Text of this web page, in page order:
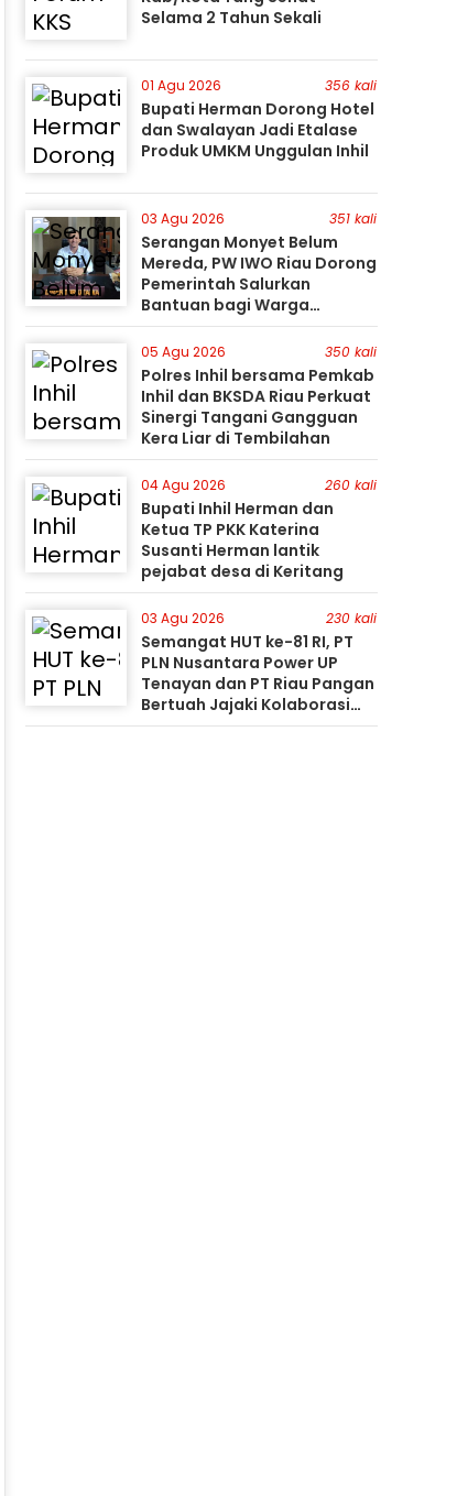
Selama 2 Tahun Sekali
01 Agu 2026 356 kali
Bupati Herman Dorong Hotel
dan Swalayan Jadi Etalase
Produk UMKM Unggulan Inhil
03 Agu 2026 351 kali
Serangan Monyet Belum
Mereda, PW IWO Riau Dorong
Pemerintah Salurkan
Bantuan bagi Warga
Terdampak
05 Agu 2026 350 kali
Polres Inhil bersama Pemkab
Inhil dan BKSDA Riau Perkuat
Sinergi Tangani Gangguan
Kera Liar di Tembilahan
04 Agu 2026 260 kali
Bupati Inhil Herman dan
Ketua TP PKK Katerina
Susanti Herman lantik
pejabat desa di Keritang
03 Agu 2026 230 kali
Semangat HUT ke-81 RI, PT
PLN Nusantara Power UP
Tenayan dan PT Riau Pangan
Bertuah Jajaki Kolaborasi
Pemanfaatan Limbah FABA